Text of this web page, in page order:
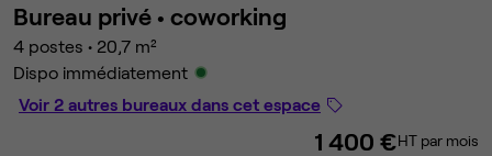
Bureau privé • coworking
4 postes • 20,7 m²
Dispo immédiatement
Voir 2 autres bureaux dans cet espace
1 400 €HT par mois